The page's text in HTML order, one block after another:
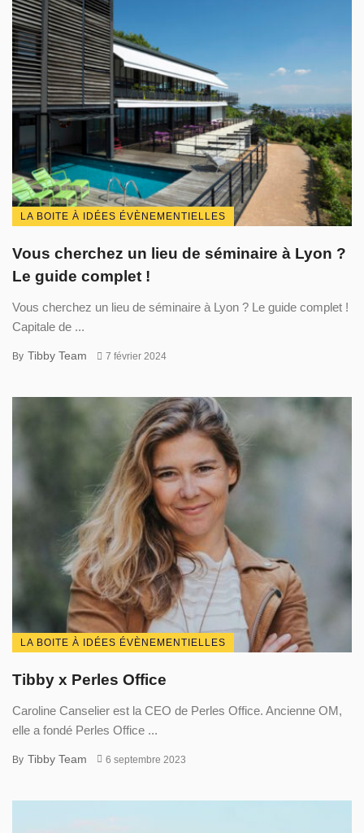
LA BOITE À IDÉES ÉVÈNEMENTIELLES
Vous cherchez un lieu de séminaire à Lyon ?
Le guide complet !
Vous cherchez un lieu de séminaire à Lyon ? Le guide complet !
Capitale de ...
By Tibby Team 7 février 2024
LA BOITE À IDÉES ÉVÈNEMENTIELLES
Tibby x Perles Office
Caroline Canselier est la CEO de Perles Office. Ancienne OM,
elle a fondé Perles Office ...
By Tibby Team 6 septembre 2023